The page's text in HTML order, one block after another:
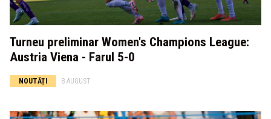
Turneu preliminar Women's Champions League:
Austria Viena - Farul 5-0
NOUTĂȚI 8 AUGUST